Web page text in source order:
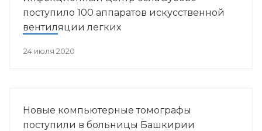
поступило 100 аппаратов искусственной
вентиляции легких
24 июля 2020
Новые компьютерные томографы
поступили в больницы Башкирии